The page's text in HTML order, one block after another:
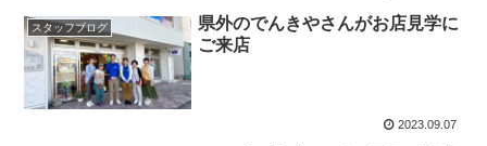
スタッフブログ
県外のでんきやさんがお店見学に
ご来店
2023.09.07